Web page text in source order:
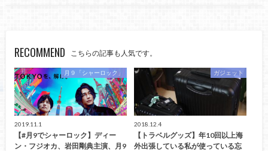
RECOMMEND こちらの記事も人気です。
月９「シャーロック」
2019.11.1
【#月9でシャーロック】ディー
ン・フジオカ、岩田剛典主演、月9
ガジェット
2018.12.4
【トラベルグッズ】年10回以上海
外出張している私が使っている忘